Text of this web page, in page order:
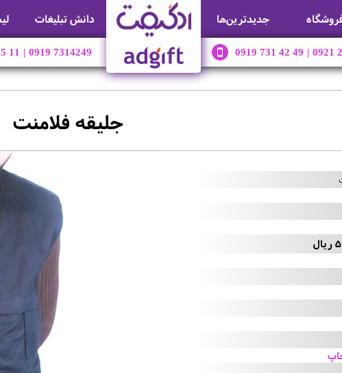
جديدترين‌ها دانش تبلیغات
11 | 0919 7314249 0919 731 42 49 | 0921
جلیقه فلامنت